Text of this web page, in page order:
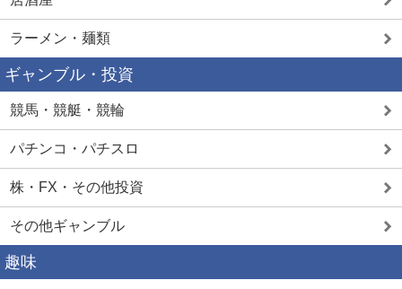
ラーメン・麺類
ギャンブル・投資
競馬・競艇・競輪
パチンコ・パチスロ
株・FX・その他投資
その他ギャンブル
趣味